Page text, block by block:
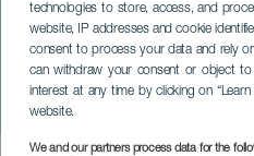
technologies to store, access, and
website, IP addresses and cookie
consent to process your data and rely
can withdraw your consent or object
interest at any time by clicking on
website.
We and our partners process data for the
Pinoleren
TENERIFFA